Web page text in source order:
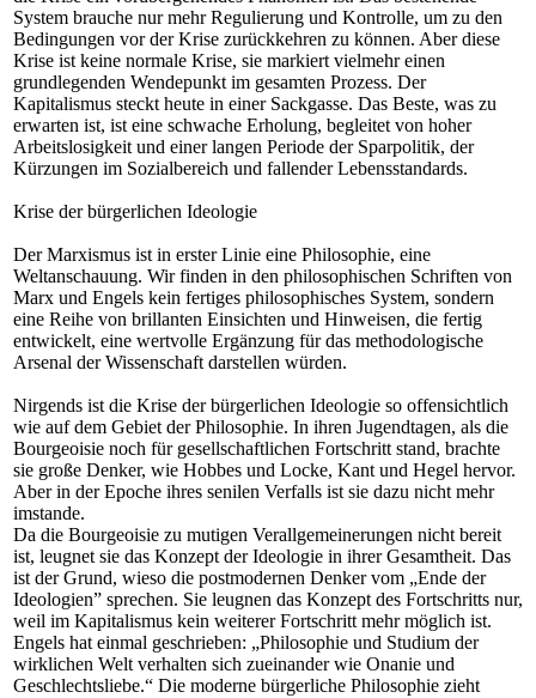
System brauche nur mehr Regulierung und Kontrolle, um zu den
Bedingungen vor der Krise zurückkehren zu können. Aber diese
Krise ist keine normale Krise, sie markiert vielmehr einen
grundlegenden Wendepunkt im gesamten Prozess. Der
Kapitalismus steckt heute in einer Sackgasse. Das Beste, was zu
erwarten ist, ist eine schwache Erholung, begleitet von hoher
Arbeitslosigkeit und einer langen Periode der Sparpolitik, der
Kürzungen im Sozialbereich und fallender Lebensstandards.
Krise der bürgerlichen Ideologie
Der Marxismus ist in erster Linie eine Philosophie, eine
Weltanschauung. Wir finden in den philosophischen Schriften von
Marx und Engels kein fertiges philosophisches System, sondern
eine Reihe von brillanten Einsichten und Hinweisen, die fertig
entwickelt, eine wertvolle Ergänzung für das methodologische
Arsenal der Wissenschaft darstellen würden.
Nirgends ist die Krise der bürgerlichen Ideologie so offensichtlich
wie auf dem Gebiet der Philosophie. In ihren Jugendtagen, als die
Bourgeoisie noch für gesellschaftlichen Fortschritt stand, brachte
sie große Denker, wie Hobbes und Locke, Kant und Hegel hervor.
Aber in der Epoche ihres senilen Verfalls ist sie dazu nicht mehr
imstande.
Da die Bourgeoisie zu mutigen Verallgemeinerungen nicht bereit
ist, leugnet sie das Konzept der Ideologie in ihrer Gesamtheit. Das
ist der Grund, wieso die postmodernen Denker vom „Ende der
Ideologien” sprechen. Sie leugnen das Konzept des Fortschritts nur,
weil im Kapitalismus kein weiterer Fortschritt mehr möglich ist.
Engels hat einmal geschrieben: „Philosophie und Studium der
wirklichen Welt verhalten sich zueinander wie Onanie und
Geschlechtsliebe.“ Die moderne bürgerliche Philosophie zieht